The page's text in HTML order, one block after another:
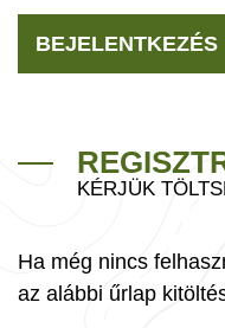
BEJELENTKEZÉS
KÉRJÜK
Ha még nincs
az alábbi űrlap